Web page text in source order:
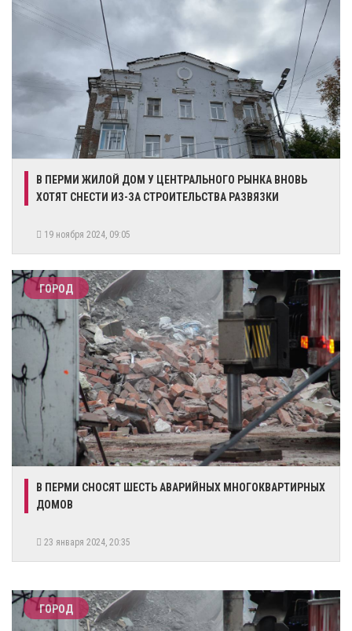
В ПЕРМИ ЖИЛОЙ ДОМ У ЦЕНТРАЛЬНОГО РЫНКА ВНОВЬ
ХОТЯТ СНЕСТИ ИЗ-ЗА СТРОИТЕЛЬСТВА РАЗВЯЗКИ
19 ноября 2024, 09:05
ГОРОД
В ПЕРМИ СНОСЯТ ШЕСТЬ АВАРИЙНЫХ МНОГОКВАРТИРНЫХ
ДОМОВ
23 января 2024, 20:35
ГОРОД